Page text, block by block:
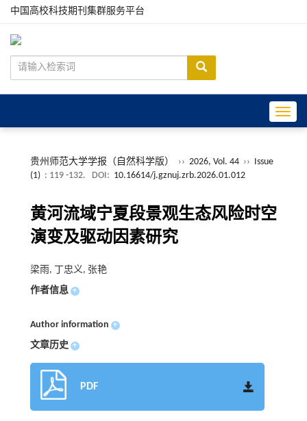
中国高校科技期刊集群服务平台
贵州师范大学学报（自然科学版） ›› 2026, Vol. 44 ›› Issue
(1) : 119 -132. DOI: 10.16614/j.gznuj.zrb.2026.01.012
黄河流域宁夏段景观生态风险时空
演变及驱动因素研究
梁雨, 丁忠义, 张艳
作者信息 +
Author information +
文章历史 +
PDF